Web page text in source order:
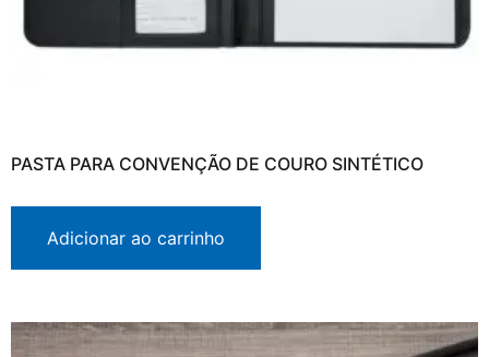
PASTA PARA CONVENÇÃO DE COURO SINTÉTICO
Adicionar ao carrinho